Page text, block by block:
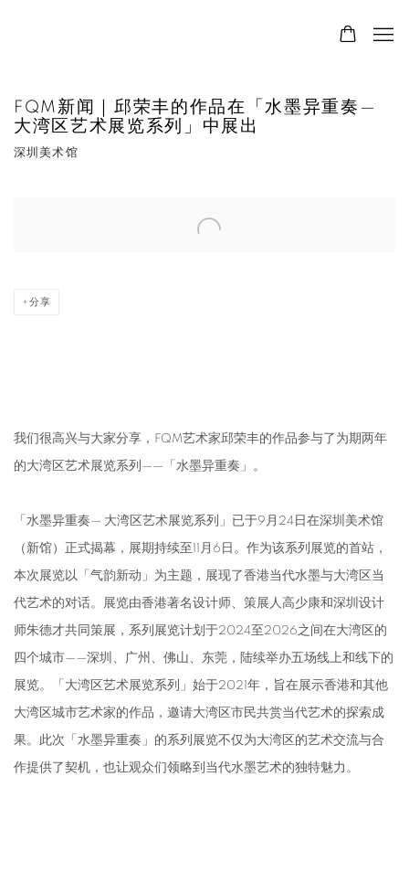
FQM新闻｜邱荣丰的作品在「水墨异重奏—
大湾区艺术展览系列」中展出
深圳美术馆
分享
我们很高兴与大家分享，FQM艺术家邱荣丰的作品参与了为期两年
的大湾区艺术展览系列——「水墨异重奏」。
「水墨异重奏— 大湾区艺术展览系列」已于9月24日在深圳美术馆
（新馆）正式揭幕，展期持续至11月6日。作为该系列展览的首站，
本次展览以「气韵新动」为主题，展现了香港当代水墨与大湾区当
代艺术的对话。展览由香港著名设计师、策展人高少康和深圳设计
师朱德才共同策展，系列展览计划于2024至2026之间在大湾区的
四个城市——深圳、广州、佛山、东莞，陆续举办五场线上和线下的
展览。「大湾区艺术展览系列」始于2021年，旨在展示香港和其他
大湾区城市艺术家的作品，邀请大湾区市民共赏当代艺术的探索成
果。此次「水墨异重奏」的系列展览不仅为大湾区的艺术交流与合
作提供了契机，也让观众们领略到当代水墨艺术的独特魅力。